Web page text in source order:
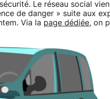
Le réseau social
de danger » suite aux
Via la page dédiée, on